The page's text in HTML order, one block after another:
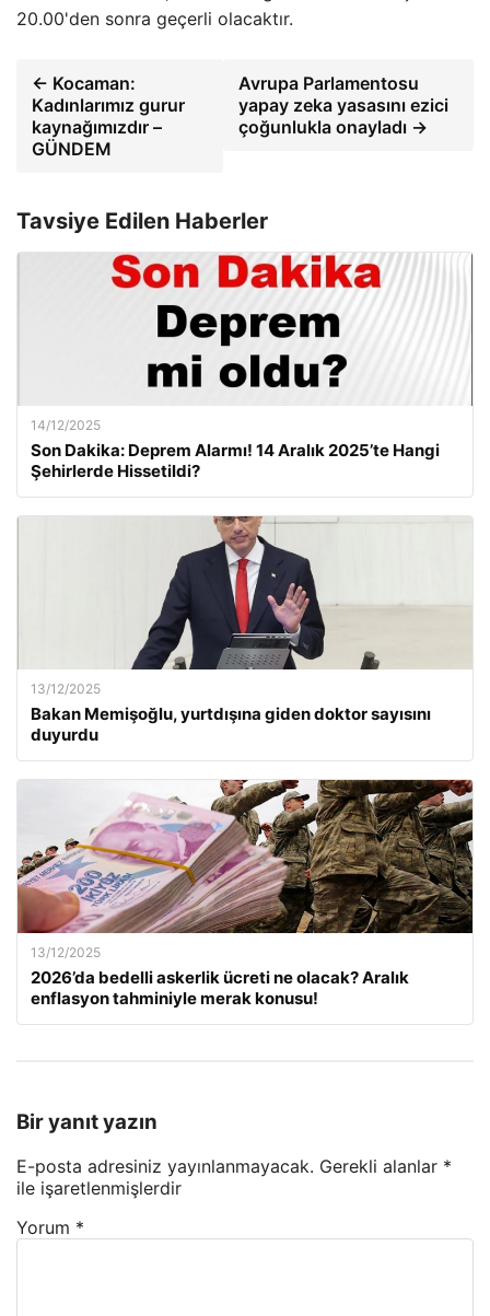
20.00'den sonra geçerli olacaktır.
← Kocaman:
Kadınlarımız gurur
kaynağımızdır –
GÜNDEM
Avrupa Parlamentosu
yapay zeka yasasını ezici
çoğunlukla onayladı →
Tavsiye Edilen Haberler
14/12/2025
Son Dakika: Deprem Alarmı! 14 Aralık 2025’te Hangi
Şehirlerde Hissetildi?
13/12/2025
Bakan Memişoğlu, yurtdışına giden doktor sayısını
duyurdu
13/12/2025
2026’da bedelli askerlik ücreti ne olacak? Aralık
enflasyon tahminiyle merak konusu!
Bir yanıt yazın
E-posta adresiniz yayınlanmayacak. Gerekli alanlar *
ile işaretlenmişlerdir
Yorum *